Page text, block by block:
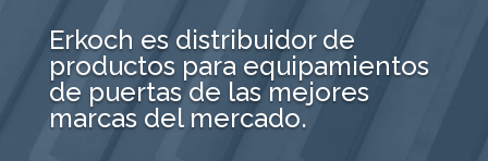
Erkoch es distribuidor de
productos para equipamientos
de puertas de las mejores
marcas del mercado.